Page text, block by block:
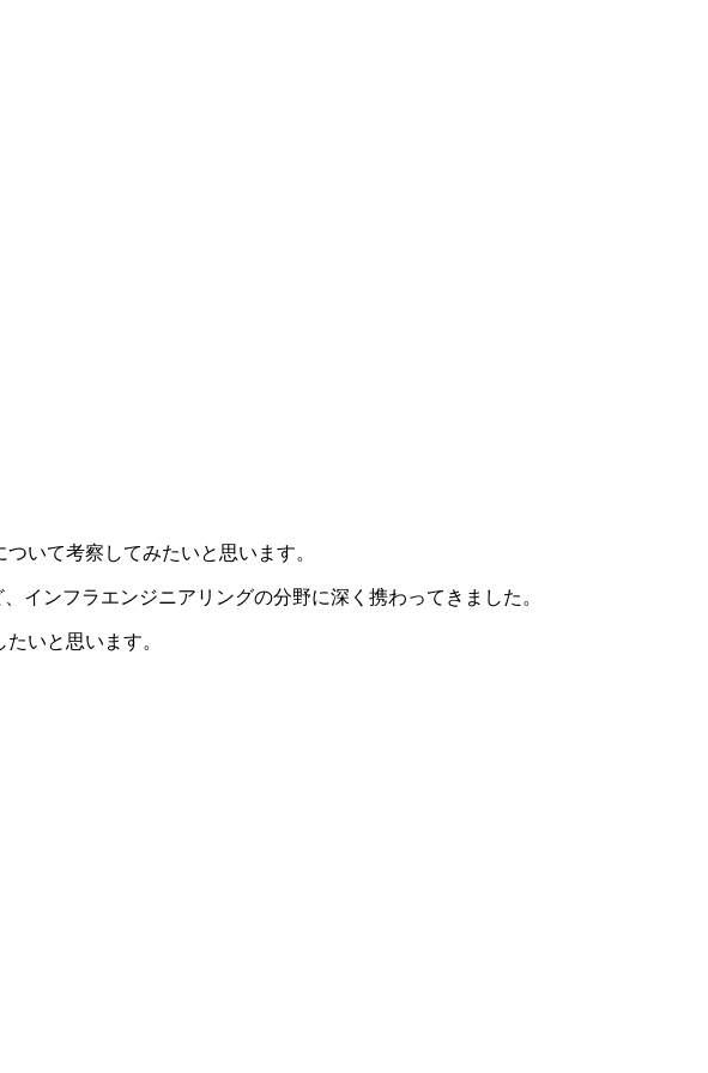
いて考察してみたいと思います。
インフラエンジニアリングの分野に深く携わってきました。
いと思います。